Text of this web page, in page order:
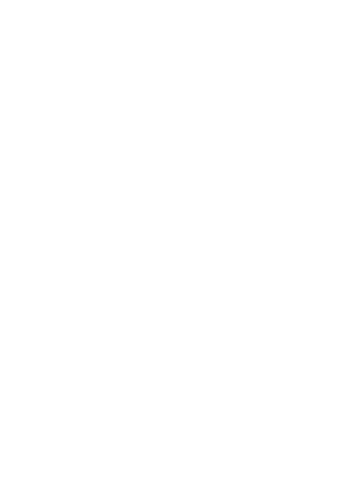
também garante cores vivas e
O Samsung Galaxy S25 vem com
disso, com este smartphone pode ter a
dispositivo nos próximos anos. Isto
Android e sete anos de actualizações
sempre a versão mais recente do
recentes. As actualizações de